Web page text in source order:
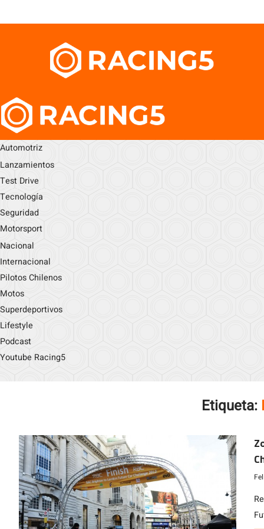
Automotriz
Lanzamientos
Test Drive
Tecnología
Seguridad
Motorsport
Nacional
Internacional
Pilotos Chilenos
Motos
Superdeportivos
Lifestyle
Podcast
Youtube Racing5
Etiqueta: